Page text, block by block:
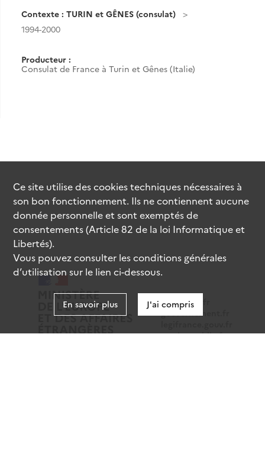
Contexte : TURIN et GÊNES (consulat)
1994-2000
Producteur :
Consulat de France à Turin et Gênes (Italie)
data.gouv.fr
gouvernement.fr
service-public.fr
Ce site utilise descookiestechniques nécessaires à
son bon fonctionnement. Ils ne contiennent aucune
donnée personnelle et sont exemptés de
consentements (Article 82 de la loi Informatique et
Libertés).
Vous pouvez consulter les conditions générales
d’utilisation sur le lien ci-dessous.
En savoir plus J'ai compris